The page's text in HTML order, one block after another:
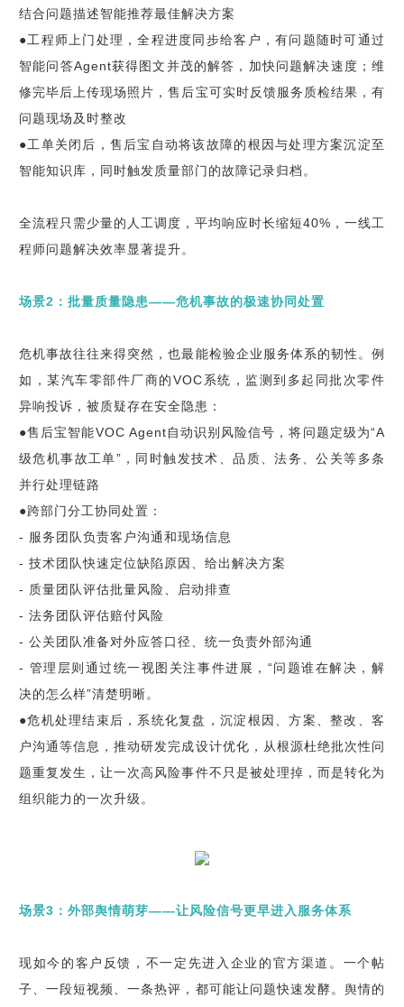
结合问题描述智能推荐最佳解决方案
●工程师上门处理，全程进度同步给客户，有问题随时可通过
智能问答Agent获得图文并茂的解答，加快问题解决速度；维
修完毕后上传现场照片，售后宝可实时反馈服务质检结果，有
问题现场及时整改
●工单关闭后，售后宝自动将该故障的根因与处理方案沉淀至
智能知识库，同时触发质量部门的故障记录归档。
全流程只需少量的人工调度，平均响应时长缩短40%，一线工
程师问题解决效率显著提升。
场景2：批量质量隐患——危机事故的极速协同处置
危机事故往往来得突然，也最能检验企业服务体系的韧性。例
如，某汽车零部件厂商的VOC系统，监测到多起同批次零件
异响投诉，被质疑存在安全隐患：
●售后宝智能VOC Agent自动识别风险信号，将问题定级为“A
级危机事故工单”，同时触发技术、品质、法务、公关等多条
并行处理链路
●跨部门分工协同处置：
- 服务团队负责客户沟通和现场信息
- 技术团队快速定位缺陷原因、给出解决方案
- 质量团队评估批量风险、启动排查
- 法务团队评估赔付风险
- 公关团队准备对外应答口径、统一负责外部沟通
- 管理层则通过统一视图关注事件进展，“问题谁在解决，解
决的怎么样”清楚明晰。
●危机处理结束后，系统化复盘，沉淀根因、方案、整改、客
户沟通等信息，推动研发完成设计优化，从根源杜绝批次性问
题重复发生，让一次高风险事件不只是被处理掉，而是转化为
组织能力的一次升级。
场景3：外部舆情萌芽——让风险信号更早进入服务体系
现如今的客户反馈，不一定先进入企业的官方渠道。一个帖
子、一段短视频、一条热评，都可能让问题快速发酵。舆情的